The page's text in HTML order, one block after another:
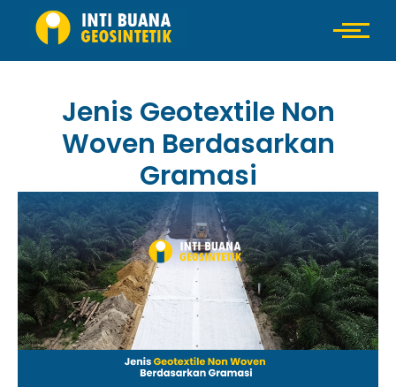
Jenis Geotextile Non
Woven Berdasarkan
Gramasi